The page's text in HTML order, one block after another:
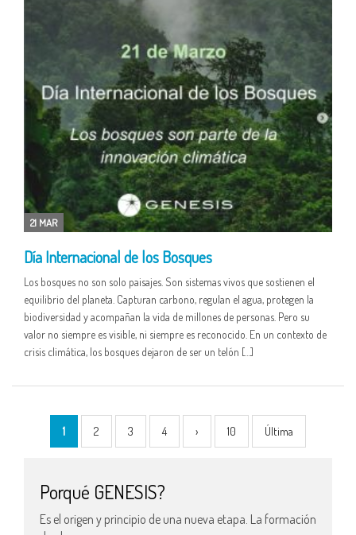
21 MAR
Día Internacional de los Bosques
Los bosques no son solo paisajes. Son sistemas vivos que sostienen el
equilibrio del planeta. Capturan carbono, regulan el agua, protegen la
biodiversidad y acompañan la vida de millones de personas. Pero su
valor no siempre es visible, ni siempre es reconocido. En un contexto de
crisis climática, los bosques dejaron de ser un telón […]
1 2 3 4 › 10 Última
Porqué GENESIS?
Es el origen y principio de una nueva etapa. La formación